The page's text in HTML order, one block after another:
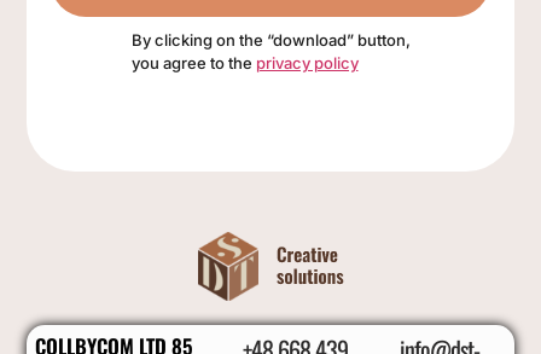
By clicking on the “download” button,
you agree to the privacy policy
COLLBYCOM LTD 85